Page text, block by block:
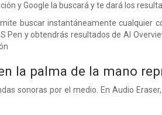
y Google la buscará y te dará los
buscar instantáneamente cualquier
Pen y obtendrás resultados de AI
la palma de la mano
sonoras por el medio. En Audio